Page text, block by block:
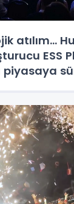
atılım...
ESS
piyasaya